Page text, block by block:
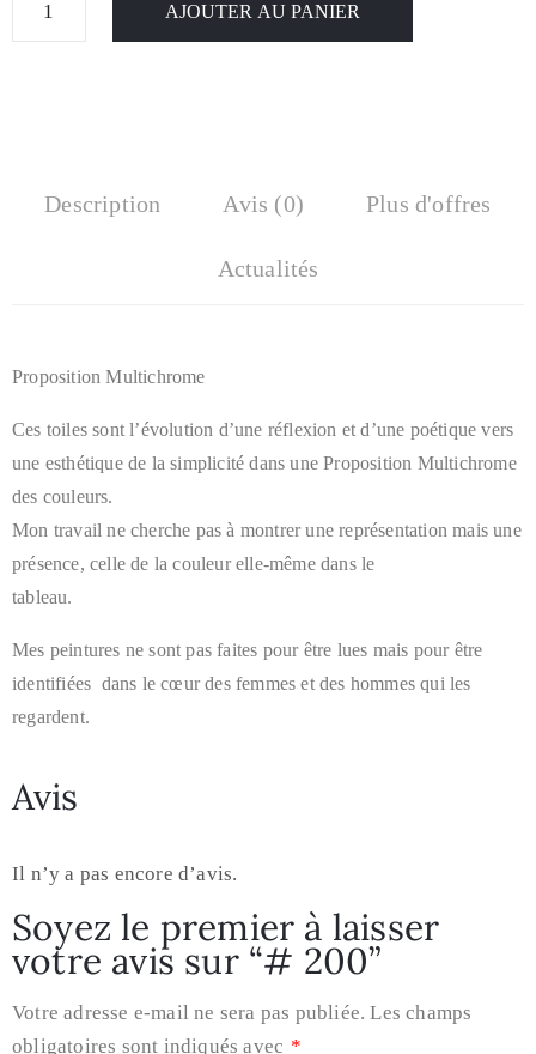
AJOUTER AU PANIER
Description Avis (0) Plus d'offres
Actualités
Proposition Multichrome
Ces toiles sont l’évolution d’une réflexion et d’une poétique vers
une esthétique de la simplicité dans une Proposition Multichrome
des couleurs.
Mon travail ne cherche pas à montrer une représentation mais une
présence, celle de la couleur elle-même dans le
tableau.
Mes peintures ne sont pas faites pour être lues mais pour être
identifiées dans le cœur des femmes et des hommes qui les
regardent.
Avis
Il n’y a pas encore d’avis.
Soyez le premier à laisser
votre avis sur “# 200”
Votre adresse e-mail ne sera pas publiée. Les champs
obligatoires sont indiqués avec *